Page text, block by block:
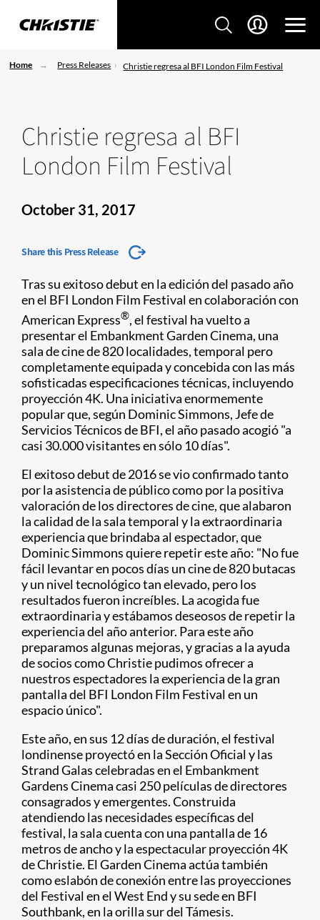
Home Press Releases Christie regresa al BFI London Film Festival
Christie regresa al BFI
London Film Festival
October 31, 2017
Share this Press Release
Tras su exitoso debut en la edición del pasado año
en el BFI London Film Festival en colaboración con
American Express®, el festival ha vuelto a
presentar el Embankment Garden Cinema, una
sala de cine de 820 localidades, temporal pero
completamente equipada y concebida con las más
sofisticadas especificaciones técnicas, incluyendo
proyección 4K. Una iniciativa enormemente
popular que, según Dominic Simmons, Jefe de
Servicios Técnicos de BFI, el año pasado acogió "a
casi 30.000 visitantes en sólo 10 días".
El exitoso debut de 2016 se vio confirmado tanto
por la asistencia de público como por la positiva
valoración de los directores de cine, que alabaron
la calidad de la sala temporal y la extraordinaria
experiencia que brindaba al espectador, que
Dominic Simmons quiere repetir este año: "No fue
fácil levantar en pocos días un cine de 820 butacas
y un nivel tecnológico tan elevado, pero los
resultados fueron increíbles. La acogida fue
extraordinaria y estábamos deseosos de repetir la
experiencia del año anterior. Para este año
preparamos algunas mejoras, y gracias a la ayuda
de socios como Christie pudimos ofrecer a
nuestros espectadores la experiencia de la gran
pantalla del BFI London Film Festival en un
espacio único".
Este año, en sus 12 días de duración, el festival
londinense proyectó en la Sección Oficial y las
Strand Galas celebradas en el Embankment
Gardens Cinema casi 250 películas de directores
consagrados y emergentes. Construida
atendiendo las necesidades específicas del
festival, la sala cuenta con una pantalla de 16
metros de ancho y la espectacular proyección 4K
de Christie. El Garden Cinema actúa también
como eslabón de conexión entre las proyecciones
del Festival en el West End y su sede en BFI
Southbank, en la orilla sur del Támesis.